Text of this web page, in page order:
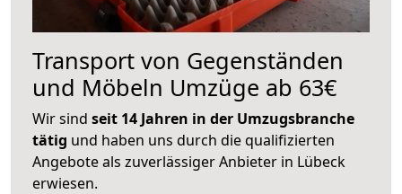
Transport von Gegenständen
und Möbeln Umzüge ab 63€
Wir sind seit 14 Jahren in der Umzugsbranche
tätig und haben uns durch die qualifizierten
Angebote als zuverlässiger Anbieter in Lübeck
erwiesen.